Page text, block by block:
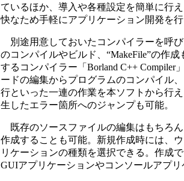
ているほか、導入や各種設定を簡単に行
快なため手軽にアプリケーション開発を
別途用意しておいたコンパイラーを呼
のコンパイルやビルド、“MakeFile”の作
するコンパイラー「Borland C++ Compiler
ードの編集からプログラムのコンパイル
行といった一連の作業を本ソフトから行
生したエラー箇所へのジャンプも可能。
既存のソースファイルの編集はもちろ
作成することも可能。新規作成時には、
リケーションの種類を選択できる。作成
GUIアプリケーションやコンソールアプ